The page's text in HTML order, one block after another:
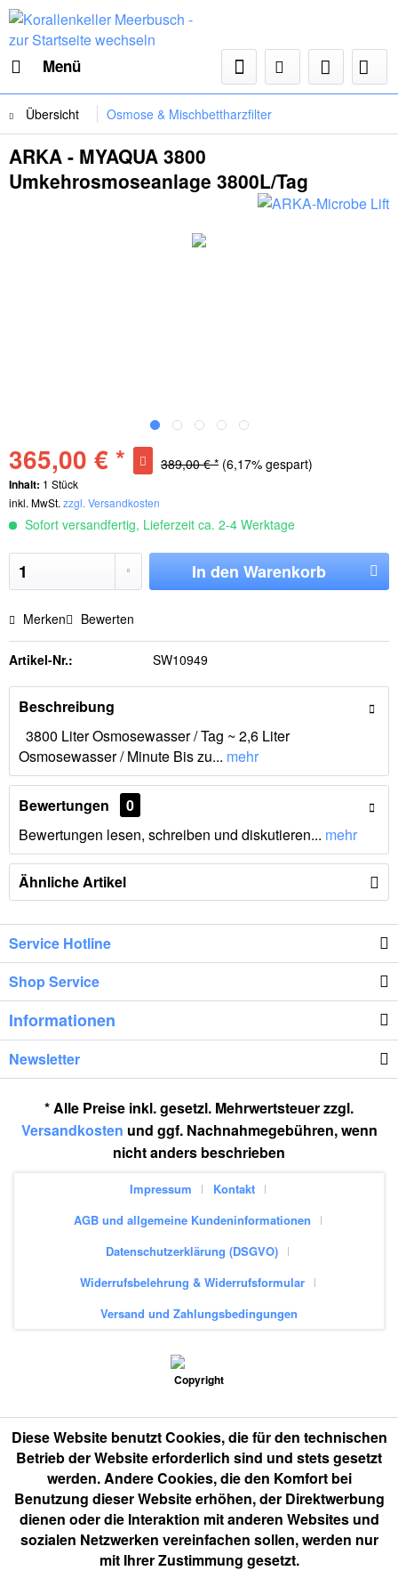
Menü
Übersicht Osmose & Mischbettharzfilter
ARKA - MYAQUA 3800
Umkehrosmoseanlage 3800L/Tag
365,00 € * 389,00 € * (6,17% gespart)
Inhalt: 1 Stück
inkl. MwSt. zzgl. Versandkosten
Sofort versandfertig, Lieferzeit ca. 2-4 Werktage
In den Warenkorb
Merken Bewerten
Artikel-Nr.: SW10949
Beschreibung
3800 Liter Osmosewasser / Tag ~ 2,6 Liter
Osmosewasser / Minute Bis zu... mehr
Bewertungen
0
Bewertungen lesen, schreiben und diskutieren... mehr
Ähnliche Artikel
Service Hotline
Shop Service
Informationen
Newsletter
* Alle Preise inkl. gesetzl. Mehrwertsteuer zzgl.
Versandkosten und ggf. Nachnahmegebühren, wenn
nicht anders beschrieben
Impressum
Kontakt
AGB und allgemeine Kundeninformationen
Datenschutzerklärung (DSGVO)
Widerrufsbelehrung & Widerrufsformular
Versand und Zahlungsbedingungen
Diese Website benutzt Cookies, die für den technischen
Betrieb der Website erforderlich sind und stets gesetzt
werden. Andere Cookies, die den Komfort bei
Benutzung dieser Website erhöhen, der Direktwerbung
dienen oder die Interaktion mit anderen Websites und
sozialen Netzwerken vereinfachen sollen, werden nur
mit Ihrer Zustimmung gesetzt.